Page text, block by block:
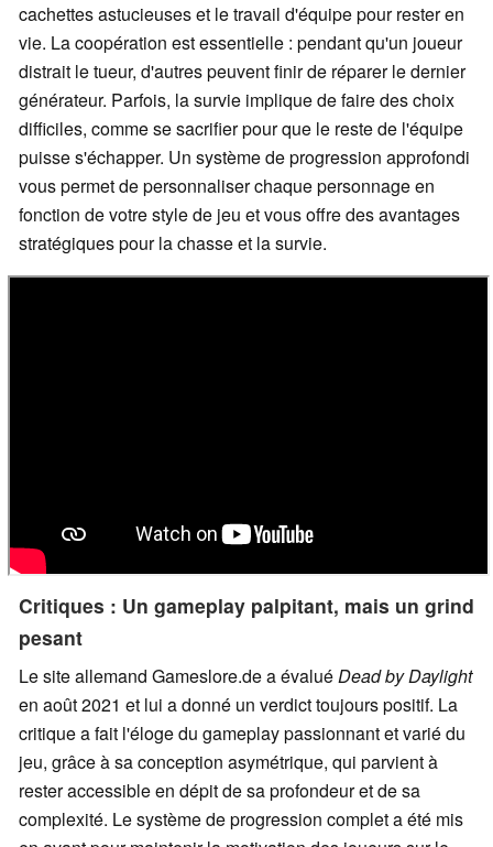
cachettes astucieuses et le travail d'équipe pour rester en
vie. La coopération est essentielle : pendant qu'un joueur
distrait le tueur, d'autres peuvent finir de réparer le dernier
générateur. Parfois, la survie implique de faire des choix
difficiles, comme se sacrifier pour que le reste de l'équipe
puisse s'échapper. Un système de progression approfondi
vous permet de personnaliser chaque personnage en
fonction de votre style de jeu et vous offre des avantages
stratégiques pour la chasse et la survie.
Critiques : Un gameplay palpitant, mais un grind
pesant
Le site allemand Gameslore.de a évaluéDead by Daylight
en août 2021 et lui a donné un verdict toujours positif. La
critique a fait l'éloge du gameplay passionnant et varié du
jeu, grâce à sa conception asymétrique, qui parvient à
rester accessible en dépit de sa profondeur et de sa
complexité. Le système de progression complet a été mis